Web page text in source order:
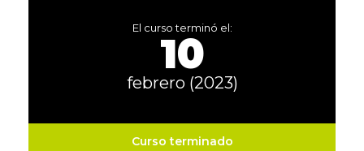
El curso terminó el:
10
febrero (2023)
Curso terminado